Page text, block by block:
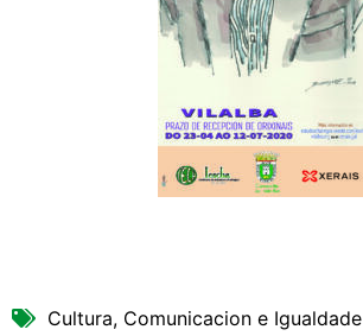
Cultura, Comunicacion e Igualdade